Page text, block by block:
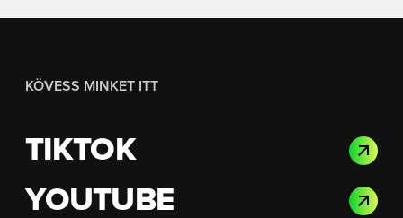
KÖVESS MINKET ITT
TIKTOK
YOUTUBE